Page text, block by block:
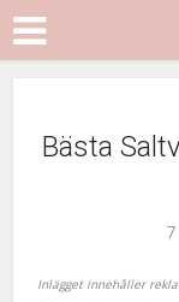
Bästa
Inlägget innehåller